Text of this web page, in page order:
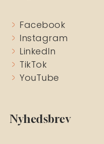
Facebook
Instagram
LinkedIn
TikTok
YouTube
Nyhedsbrev